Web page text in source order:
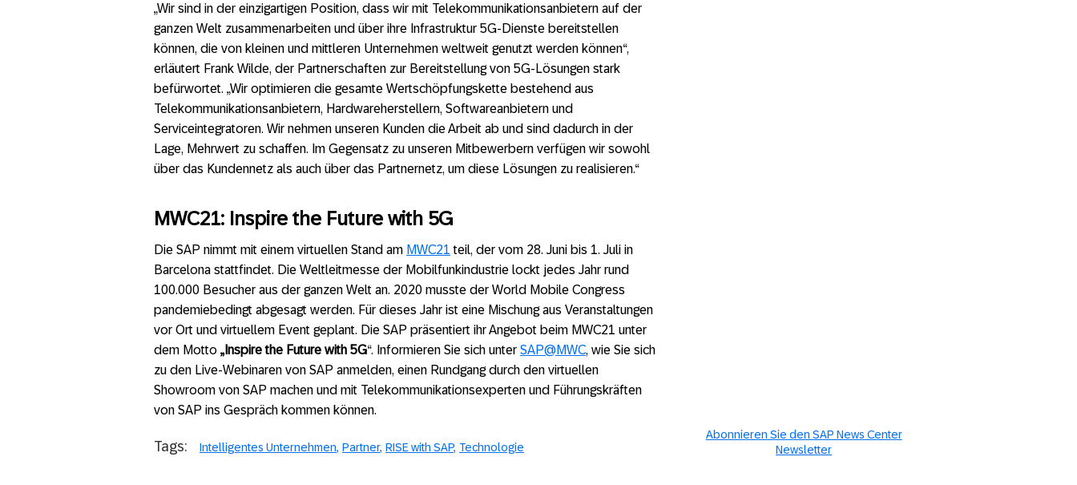
„Wir sind in der einzigartigen Position, dass wir mit Telekommunikationsanbietern auf der
ganzen Welt zusammenarbeiten und über ihre Infrastruktur 5G-Dienste bereitstellen
können, die von kleinen und mittleren Unternehmen weltweit genutzt werden können“,
erläutert Frank Wilde, der Partnerschaften zur Bereitstellung von 5G-Lösungen stark
befürwortet. „Wir optimieren die gesamte Wertschöpfungskette bestehend aus
Telekommunikationsanbietern, Hardwareherstellern, Softwareanbietern und
Serviceintegratoren. Wir nehmen unseren Kunden die Arbeit ab und sind dadurch in der
Lage, Mehrwert zu schaffen. Im Gegensatz zu unseren Mitbewerbern verfügen wir sowohl
über das Kundennetz als auch über das Partnernetz, um diese Lösungen zu realisieren.“
MWC21: Inspire the Future with 5G
Die SAP nimmt mit einem virtuellen Stand am MWC21 teil, der vom 28. Juni bis 1. Juli in
Barcelona stattfindet. Die Weltleitmesse der Mobilfunkindustrie lockt jedes Jahr rund
100.000 Besucher aus der ganzen Welt an. 2020 musste der World Mobile Congress
pandemiebedingt abgesagt werden. Für dieses Jahr ist eine Mischung aus Veranstaltungen
vor Ort und virtuellem Event geplant. Die SAP präsentiert ihr Angebot beim MWC21 unter
dem Motto „Inspire the Future with 5G“. Informieren Sie sich unter SAP@MWC, wie Sie sich
zu den Live-Webinaren von SAP anmelden, einen Rundgang durch den virtuellen
Showroom von SAP machen und mit Telekommunikationsexperten und Führungskräften
von SAP ins Gespräch kommen können.
Tags: Intelligentes Unternehmen Partner RISE with SAP Technologie
Abonnieren Sie den SAP News Center
Newsletter